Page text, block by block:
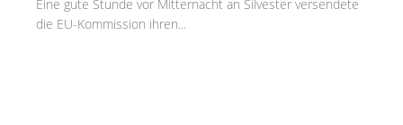
Eine gute Stunde vor Mitternacht an Silvester versendete
die EU-Kommission ihren...